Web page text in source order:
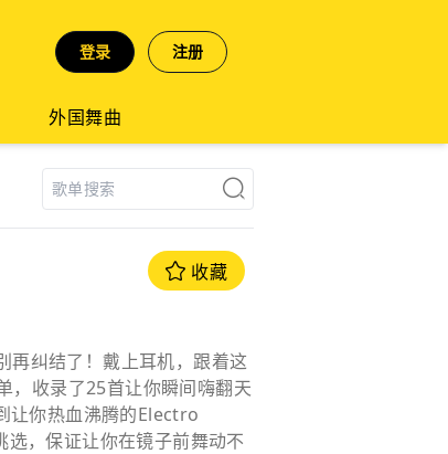
登录 注册
外国舞曲
收藏
再纠结了！戴上耳机，跟着这
，收录了25首让你瞬间嗨翻天
让你热血沸腾的Electro
，保证让你在镜子前舞动不